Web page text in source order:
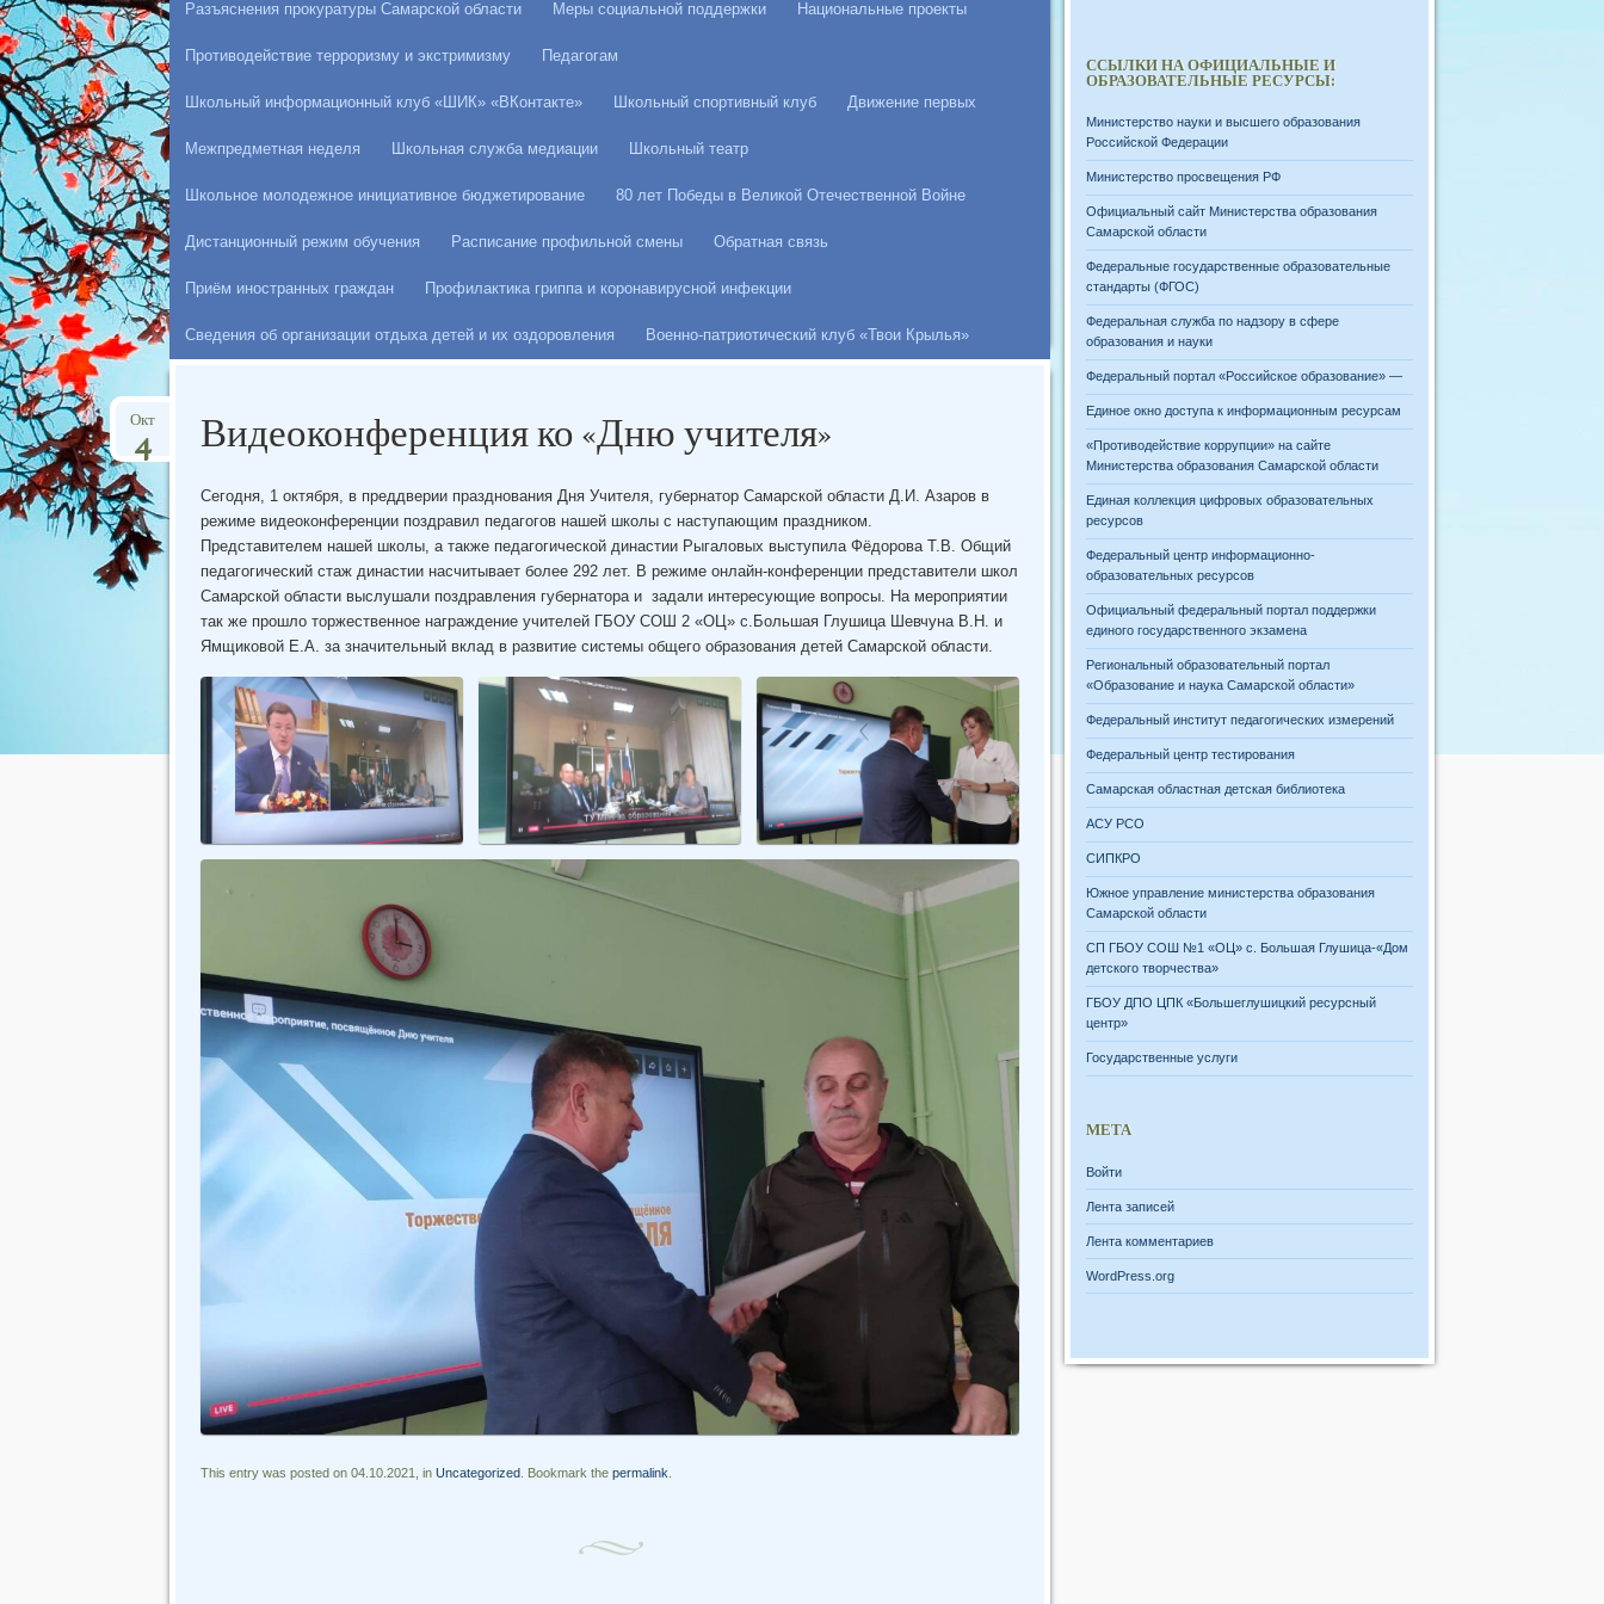
Разъяснения прокуратуры Самарской области Меры социальной поддержки Национальные проекты
Противодействие терроризму и экстримизму Педагогам
Школьный информационный клуб «ШИК» «ВКонтакте» Школьный спортивный клуб Движение первых
Межпредметная неделя Школьная служба медиации Школьный театр
Школьное молодежное инициативное бюджетирование 80 лет Победы в Великой Отечественной Войне
Дистанционный режим обучения Расписание профильной смены Обратная связь
Приём иностранных граждан Профилактика гриппа и коронавирусной инфекции
Сведения об организации отдыха детей и их оздоровления Военно-патриотический клуб «Твои Крылья»
Видеоконференция ко «Дню учителя»
Окт
4
Сегодня, 1 октября, в преддверии празднования Дня Учителя, губернатор Самарской области Д.И. Азаров в
режиме видеоконференции поздравил педагогов нашей школы с наступающим праздником.
Представителем нашей школы, а также педагогической династии Рыгаловых выступила Фёдорова Т.В. Общий
педагогический стаж династии насчитывает более 292 лет. В режиме онлайн-конференции представители школ
Самарской области выслушали поздравления губернатора и задали интересующие вопросы. На мероприятии
так же прошло торжественное награждение учителей ГБОУ СОШ 2 «ОЦ» с.Большая Глушица Шевчуна В.Н. и
Ямщиковой Е.А. за значительный вклад в развитие системы общего образования детей Самарской области.
This entry was posted on 04.10.2021, in Uncategorized . Bookmark the permalink
ССЫЛКИ НА ОФИЦИАЛЬНЫЕ И
ОБРАЗОВАТЕЛЬНЫЕ РЕСУРСЫ:
Министерство науки и высшего образования
Российской Федерации
Министерство просвещения РФ
Официальный сайт Министерства образования
Самарской области
Федеральные государственные образовательные
стандарты (ФГОС)
Федеральная служба по надзору в сфере
образования и науки
Федеральный портал «Российское образование» —
Единое окно доступа к информационным ресурсам
«Противодействие коррупции» на сайте
Министерства образования Самарской области
Единая коллекция цифровых образовательных
ресурсов
Федеральный центр информационно-
образовательных ресурсов
Официальный федеральный портал поддержки
единого государственного экзамена
Региональный образовательный портал
«Образование и наука Самарской области»
Федеральный институт педагогических измерений
Федеральный центр тестирования
Самарская областная детская библиотека
АСУ РСО
СИПКРО
Южное управление министерства образования
Самарской области
СП ГБОУ СОШ №1 «ОЦ» с. Большая Глушица-«Дом
детского творчества»
ГБОУ ДПО ЦПК «Большеглушицкий ресурсный
центр»
Государственные услуги
МЕТА
Войти
Лента записей
Лента комментариев
WordPress.org